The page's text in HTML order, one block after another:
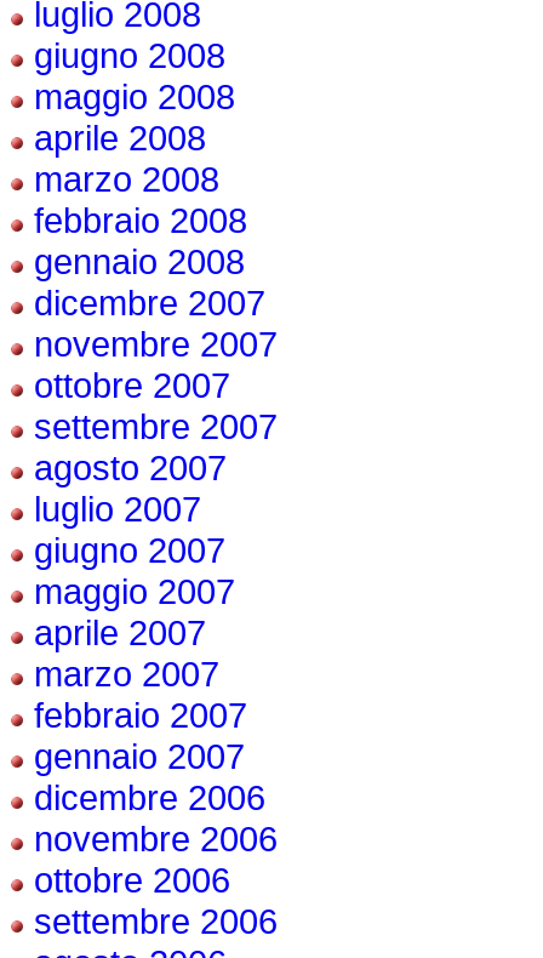
luglio 2008
giugno 2008
maggio 2008
aprile 2008
marzo 2008
febbraio 2008
gennaio 2008
dicembre 2007
novembre 2007
ottobre 2007
settembre 2007
agosto 2007
luglio 2007
giugno 2007
maggio 2007
aprile 2007
marzo 2007
febbraio 2007
gennaio 2007
dicembre 2006
novembre 2006
ottobre 2006
settembre 2006